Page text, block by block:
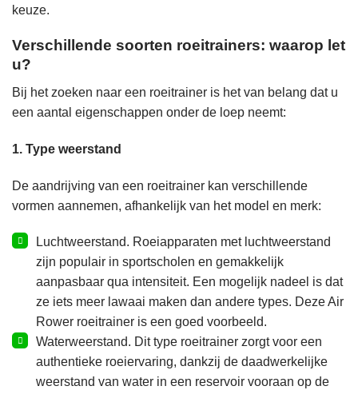
keuze.
Verschillende soorten roeitrainers: waarop let
u?
Bij het zoeken naar een roeitrainer is het van belang dat u
een aantal eigenschappen onder de loep neemt:
1. Type weerstand
De aandrijving van een roeitrainer kan verschillende
vormen aannemen, afhankelijk van het model en merk:
Luchtweerstand. Roeiapparaten met luchtweerstand
zijn populair in sportscholen en gemakkelijk
aanpasbaar qua intensiteit. Een mogelijk nadeel is dat
ze iets meer lawaai maken dan andere types. Deze Air
Rower roeitrainer is een goed voorbeeld.
Waterweerstand. Dit type roeitrainer zorgt voor een
authentieke roeiervaring, dankzij de daadwerkelijke
weerstand van water in een reservoir vooraan op de